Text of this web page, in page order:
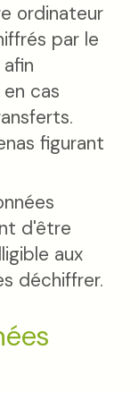
ordinateur
par le
cas
figurant
d'être
aux
déchiffrer.